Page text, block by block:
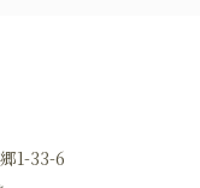
1-33-6